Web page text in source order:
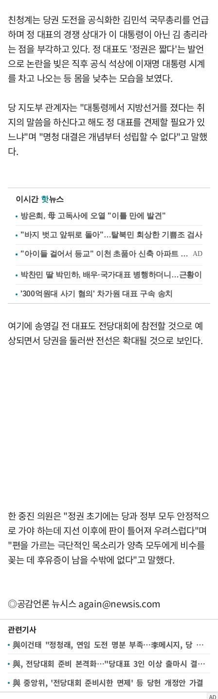
친청계는 당권 도전을 공식화한 김민석 국무총리를 언급
하며 정 대표의 경쟁 상대가 이 대통령이 아닌 김 총리라
는 점을 부각하고 있다. 정 대표도 '정권은 짧다'는 발언
으로 논란을 빚은 직후 공식 석상에 이재명 대통령 시계
를 차고 나오는 등 몸을 낮추는 모습을 보였다.
당 지도부 관계자는 "대통령께서 지방선거를 졌다는 취
지의 말씀을 하신다고 해도 정 대표를 견제할 필요가 있
느냐"며 "명청 대결은 개념부터 성립할 수 없다"고 말했
다.
이시간 핫뉴스
방은희, 母 고독사에 오열 "이틀 만에 발견"
"바지 벗고 앞뒤로 돌아"…탈북민 회상한 기쁨조 검사
박찬민 딸 박민하, 배우·국가대표 병행하더니…근황이
'300억원대 사기 혐의' 차가원 대표 구속 송치
여기에 송영길 전 대표도 전당대회에 참전할 것으로 예
상되면서 당권을 둘러싼 전선은 확대될 것으로 보인다.
한 중진 의원은 "정권 초기에는 당과 정부 모두 안정적으
로 가야 하는데 지선 이후에 판이 틀어져 우려스럽다"며
"편을 가르는 극단적인 목소리가 양측 모두에게 비수를
꽂는 데 후유증이 남을 수밖에 없다"고 말했다.
◎공감언론 뉴시스again@newsis.com
관련기사
與이건태 "정청래, 연임 도전 명분 부족…李메시지, 당 지도부 향한 것"
與, 전당대회 준비 본격화…"당대표 3인 이상 출마시 결선투표"(종합)
與 중앙위, '전당대회 준비시한 면제' 등 당헌 개정안 가결